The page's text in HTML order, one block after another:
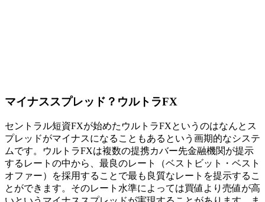
マイナススプレッド？ウルトラFX
セントラル短資FXが始めたウルトラFXというのはなんとス
プレッドがマイナスになることもあるという画期的なシステ
ムです。ウルトラFXは複数の提携カバー先金融機関が提示
するレートの中から、最良のレート（ベストビット・ベスト
オファー）を採用することで最も良質なレートを提示するこ
とができます。そのレート水準によっては買値より売値が高